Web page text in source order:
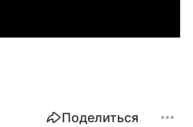
Поделиться